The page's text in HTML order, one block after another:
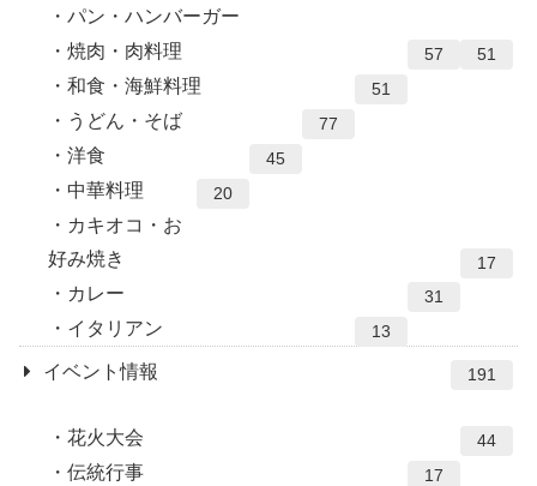
パン・ハンバーガー
51
焼肉・肉料理 57
和食・海鮮料理 51
うどん・そば 77
洋食 45
中華料理 20
カキオコ・お
好み焼き
17
カレー 31
イタリアン 13
イベント情報 191
花火大会 44
伝統行事 17